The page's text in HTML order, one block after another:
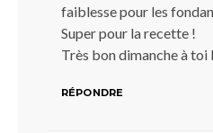
faiblesse pour les
Super pour la recette !
Très bon dimanche à
RÉPONDRE